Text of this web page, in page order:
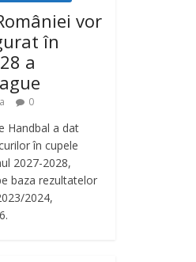
vor
în
a
0
Handbal a dat
în cupele
2027-2028,
baza rezultatelor
2024,